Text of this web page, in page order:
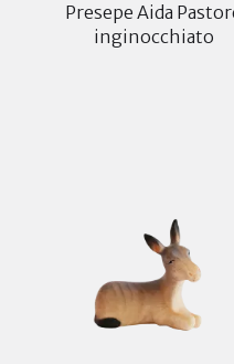
Presepe Aida
inginocchiato